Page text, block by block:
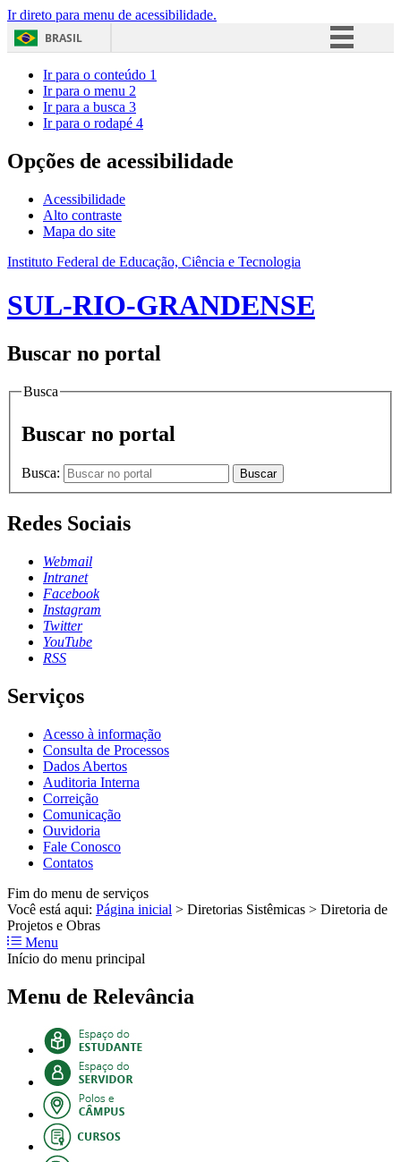
Ir direto para menu de acessibilidade.
BRASIL
Acesso à informação
Ir para o conteúdo 1
Ir para o menu 2
Ir para a busca 3
Ir para o rodapé 4
Opções de acessibilidade
Acessibilidade
Alto contraste
Mapa do site
Instituto Federal de Educação, Ciência e Tecnologia
SUL-RIO-GRANDENSE
Buscar no portal
Busca
Buscar no portal
Busca: Buscar
Redes Sociais
Webmail
Intranet
Facebook
Instagram
Twitter
YouTube
RSS
Serviços
Acesso à informação
Consulta de Processos
Dados Abertos
Auditoria Interna
Correição
Comunicação
Ouvidoria
Fale Conosco
Contatos
Fim do menu de serviços
Você está aqui: Página inicial > Diretorias Sistêmicas > Diretoria de
Projetos e Obras
Menu
Início do menu principal
Menu de Relevância